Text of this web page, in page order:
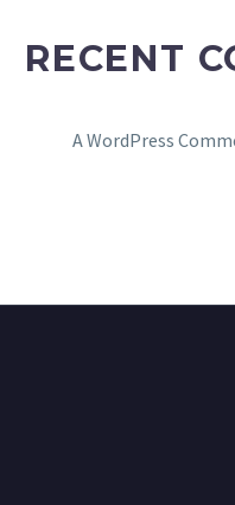
RECENT
A WordPress